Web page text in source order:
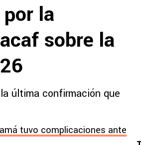
Alajuelense
Comunicaciones
Olimpia
Real Estelí
Real Madrid
la
sobre la
última confirmación que
tuvo complicaciones ante